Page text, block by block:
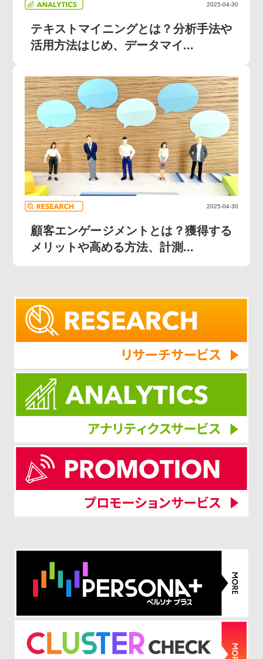
2025-04-30
テキストマイニングとは？分析手法や
活用方法はじめ、データマイ...
2025-04-30
顧客エンゲージメントとは？獲得する
メリットや高める方法、計測...